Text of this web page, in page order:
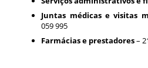
Juntas médicas e visitas
059 995
Farmácias e prestadores–